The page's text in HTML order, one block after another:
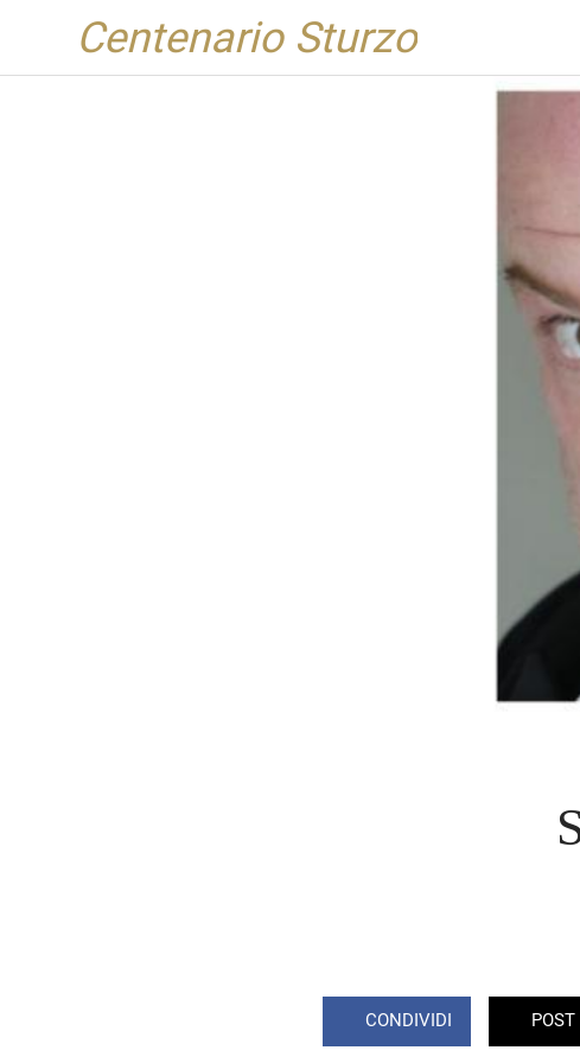
Centenario Sturzo
CONDIVIDI POST